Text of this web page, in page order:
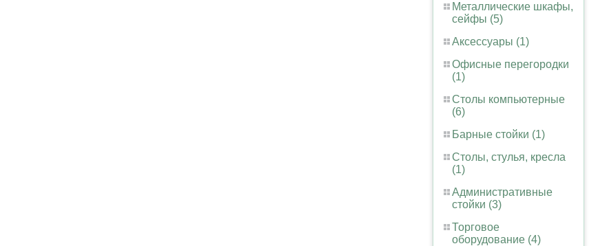
Металлические шкафы,
сейфы (5)
Аксессуары (1)
Офисные перегородки
(1)
Столы компьютерные
(6)
Барные стойки (1)
Столы, стулья, кресла
(1)
Административные
стойки (3)
Торговое
оборудование (4)